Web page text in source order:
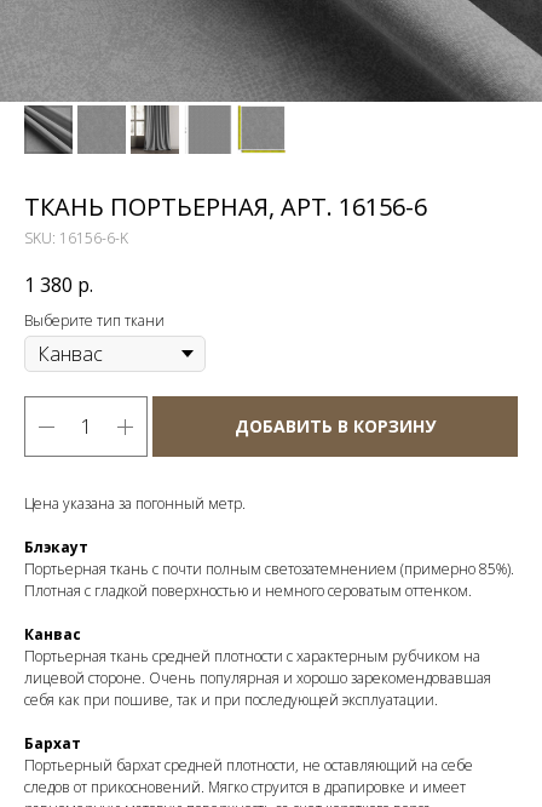
ТКАНЬ ПОРТЬЕРНАЯ, АРТ. 16156-6
SKU: 16156-6-K
1 380 р.
Выберите тип ткани
ДОБАВИТЬ В КОРЗИНУ
Цена указана за погонный метр.
Блэкаут
Портьерная ткань с почти полным светозатемнением (примерно 85%).
Плотная с гладкой поверхностью и немного сероватым оттенком.
Канвас
Портьерная ткань средней плотности с характерным рубчиком на
лицевой стороне. Очень популярная и хорошо зарекомендовавшая
себя как при пошиве, так и при последующей эксплуатации.
Бархат
Портьерный бархат средней плотности, не оставляющий на себе
следов от прикосновений. Мягко струится в драпировке и имеет